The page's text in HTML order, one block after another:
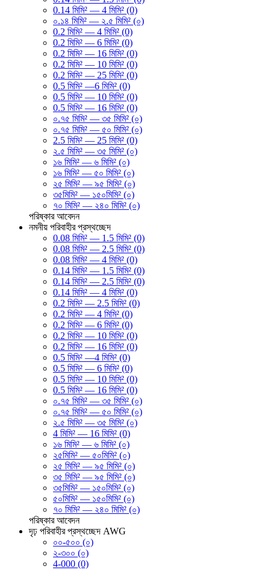
0.14 মিমি² — 4 মিমি² (0)
০.১৪ মিমি² — ২.৫ মিমি² (০)
0.2 মিমি² — 4 মিমি² (0)
0.2 মিমি² — 6 মিমি² (0)
0.2 মিমি² — 16 মিমি² (0)
0.2 মিমি² — 10 মিমি² (0)
0.2 মিমি² — 25 মিমি² (0)
0.5 মিমি² —6 মিমি² (0)
0.5 মিমি² — 10 মিমি² (0)
0.5 মিমি² — 16 মিমি² (0)
০.৭৫ মিমি² — ৩৫ মিমি² (০)
০.৭৫ মিমি² — ৫০ মিমি² (০)
2.5 মিমি² — 25 মিমি² (0)
২.৫ মিমি² — ৩৫ মিমি² (০)
১৬ মিমি² — ৬ মিমি² (০)
১৬ মিমি² — ৫০ মিমি² (০)
২৫ মিমি² — ৯৫ মিমি² (০)
৩৫মিমি² — ১৫০মিমি² (০)
৭০ মিমি² — ২৪০ মিমি² (০)
পরিষ্কার আবেদন
নমনীয় পরিবাহীর প্রস্থচ্ছেদ
0.08 মিমি² — 1.5 মিমি² (0)
0.08 মিমি² — 2.5 মিমি² (0)
0.08 মিমি² — 4 মিমি² (0)
0.14 মিমি² — 1.5 মিমি² (0)
0.14 মিমি² — 2.5 মিমি² (0)
0.14 মিমি² — 4 মিমি² (0)
0.2 মিমি² — 2.5 মিমি² (0)
0.2 মিমি² — 4 মিমি² (0)
0.2 মিমি² — 6 মিমি² (0)
0.2 মিমি² — 10 মিমি² (0)
0.2 মিমি² — 16 মিমি² (0)
0.5 মিমি² —4 মিমি² (0)
0.5 মিমি² — 6 মিমি² (0)
0.5 মিমি² — 10 মিমি² (0)
0.5 মিমি² — 16 মিমি² (0)
০.৭৫ মিমি² — ৩৫ মিমি² (০)
০.৭৫ মিমি² — ৫০ মিমি² (০)
২.৫ মিমি² — ৩৫ মিমি² (০)
4 মিমি² — 16 মিমি² (0)
১৬ মিমি² — ৬ মিমি² (০)
২৫মিমি² — ৫০মিমি² (০)
২৫ মিমি² — ৯৫ মিমি² (০)
৩৫ মিমি² — ৯৫ মিমি² (০)
৩৫মিমি² — ১৫০মিমি² (০)
৫০মিমি² — ১৫০মিমি² (০)
৭০ মিমি² — ২৪০ মিমি² (০)
পরিষ্কার আবেদন
দৃঢ় পরিবাহীর প্রস্থচ্ছেদ AWG
০০-৫০০ (০)
২-৩০০ (০)
4-000 (0)